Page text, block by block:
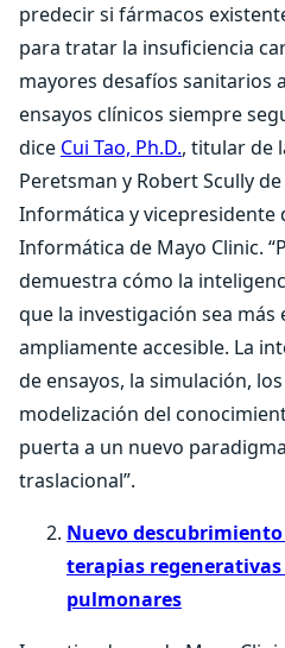
predecir si fármacos
para tratar la insuficiencia
mayores desafíos sanitarios
ensayos clínicos siempre
dice Cui Tao, Ph.D., titular de
Peretsman y Robert Scully
Informática y vicepresidente
Informática de Mayo Clinic.
demuestra cómo la
que la investigación sea más
ampliamente accesible. La
de ensayos, la simulación,
modelización del
puerta a un nuevo
traslacional”.
Nuevo
terapias
pulmonares